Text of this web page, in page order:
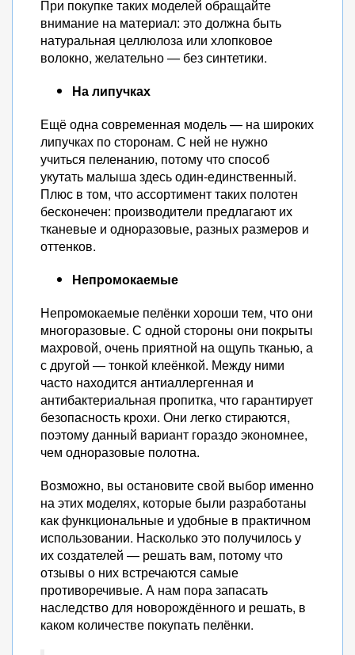
При покупке таких моделей обращайте
внимание на материал: это должна быть
натуральная целлюлоза или хлопковое
волокно, желательно — без синтетики.
На липучках
Ещё одна современная модель — на широких
липучках по сторонам. С ней не нужно
учиться пеленанию, потому что способ
укутать малыша здесь один-единственный.
Плюс в том, что ассортимент таких полотен
бесконечен: производители предлагают их
тканевые и одноразовые, разных размеров и
оттенков.
Непромокаемые
Непромокаемые пелёнки хороши тем, что они
многоразовые. С одной стороны они покрыты
махровой, очень приятной на ощупь тканью, а
с другой — тонкой клеёнкой. Между ними
часто находится антиаллергенная и
антибактериальная пропитка, что гарантирует
безопасность крохи. Они легко стираются,
поэтому данный вариант гораздо экономнее,
чем одноразовые полотна.
Возможно, вы остановите свой выбор именно
на этих моделях, которые были разработаны
как функциональные и удобные в практичном
использовании. Насколько это получилось у
их создателей — решать вам, потому что
отзывы о них встречаются самые
противоречивые. А нам пора запасать
наследство для новорождённого и решать, в
каком количестве покупать пелёнки.